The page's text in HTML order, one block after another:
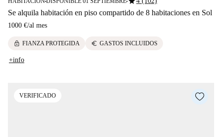
■ ■
Se alquila habitación en piso compartido de 8 habitaciones en Sol
1000 €/al mes
lock FIANZA PROTEGIDA euro GASTOS INCLUIDOS
+info
VERIFICADO